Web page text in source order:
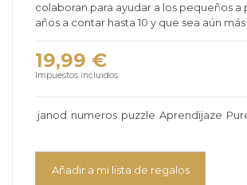
colaboran para ayudar a los pequeños a
años a contar hasta 10 y que sea aún
19,99 €
Impuestos incluidos
janod numeros puzzle Aprendijaze
Añadir a mi lista de regalos